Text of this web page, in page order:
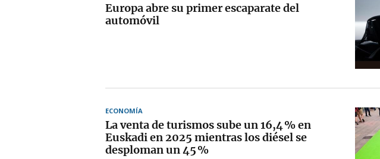
Europa abre su primer escaparate del
automóvil
ECONOMÍA
La venta de turismos sube un 16,4 % en
Euskadi en 2025 mientras los diésel se
desploman un 45 %